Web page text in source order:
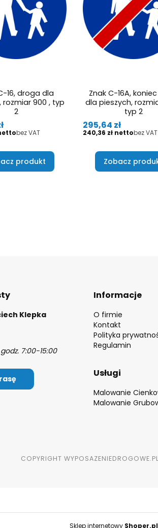
16, droga dla
rozmiar 900 , typ
2
bez VAT
produkt
Znak C-16A,
dla pieszych,
typ 2
Cena
295,64 zł
Cena
240,36 zł bez VAT
Zobacz
Klepka
7:00-15:00
Linki w
Informacje
O firmie
Kontakt
Polityka
Regulamin
Usługi
Malowanie
Malowanie
COPYRIGHT
Sklep internetowy Shoper.pl